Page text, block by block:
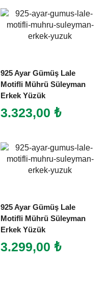
925 Ayar Gümüş Lale
Motifli Mührü Süleyman
Erkek Yüzük
3.323,00 ₺
925 Ayar Gümüş Lale
Motifli Mührü Süleyman
Erkek Yüzük
3.299,00 ₺